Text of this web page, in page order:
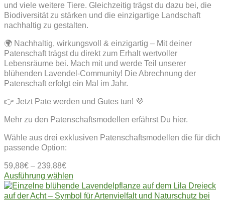
und viele weitere Tiere. Gleichzeitig trägst du dazu bei, die
Biodiversität zu stärken und die einzigartige Landschaft
nachhaltig zu gestalten.
🌍 Nachhaltig, wirkungsvoll & einzigartig – Mit deiner
Patenschaft trägst du direkt zum Erhalt wertvoller
Lebensräume bei. Mach mit und werde Teil unserer
blühenden Lavendel-Community! Die Abrechnung der
Patenschaft erfolgt ein Mal im Jahr.
👉 Jetzt Pate werden und Gutes tun! 💜
Mehr zu den Patenschaftsmodellen erfährst Du hier.
Wähle aus drei exklusiven Patenschaftsmodellen die für dich
passende Option:
59,88€ – 239,88€
Ausführung wählen
Produkt
weist